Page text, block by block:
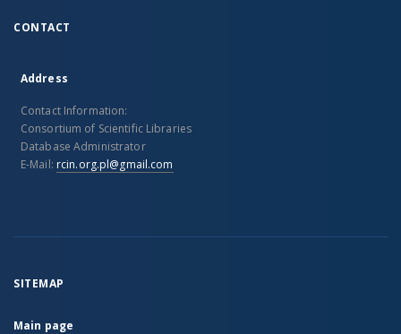
CONTACT
Address
Contact Information:
Consortium of Scientific Libraries
Database Administrator
E-Mail: rcin.org.pl@gmail.com
SITEMAP
Main page